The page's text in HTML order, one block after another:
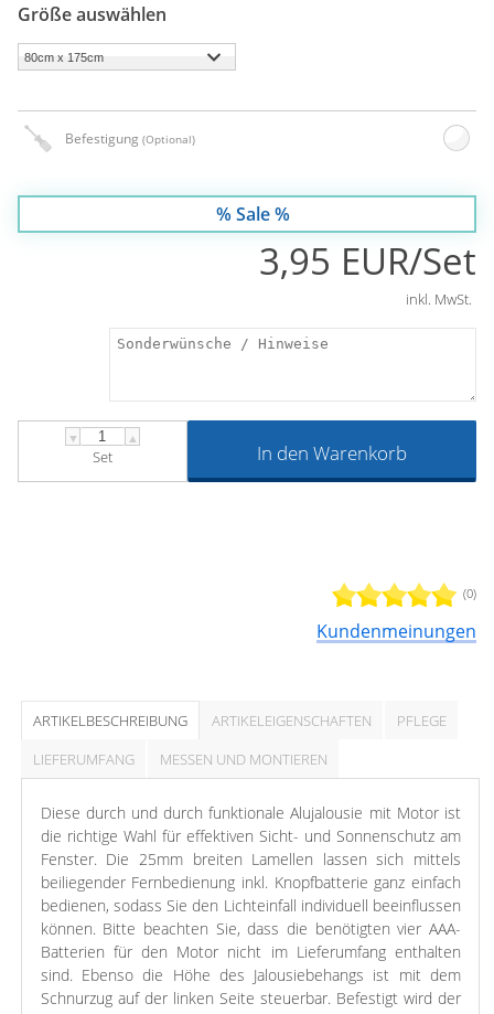
Größe auswählen
Befestigung (Optional)
(0)
Kundenmeinungen
% Sale %
3,95 EUR/Set
inkl. MwSt.
▼ ▲
Set In den Warenkorb
ARTIKELBESCHREIBUNG ARTIKELEIGENSCHAFTEN
PFLEGE
LIEFERUMFANG
MESSEN UND MONTIEREN
Diese durch und durch funktionale Alujalousie mit Motor ist
die richtige Wahl für effektiven Sicht- und Sonnenschutz am
Fenster. Die 25mm breiten Lamellen lassen sich mittels
beiliegender Fernbedienung inkl. Knopfbatterie ganz einfach
bedienen, sodass Sie den Lichteinfall individuell beeinflussen
können. Bitte beachten Sie, dass die benötigten vier AAA-
Batterien für den Motor nicht im Lieferumfang enthalten
sind. Ebenso die Höhe des Jalousiebehangs ist mit dem
Schnurzug auf der linken Seite steuerbar. Befestigt wird der